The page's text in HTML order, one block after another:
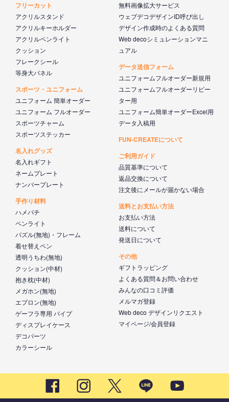
フリーカット
アクリルスタンド
アクリルキーホルダー
アクリルペンライト
クッション
フレークシール
等身大パネル
スポーツ・ユニフォーム
ユニフォーム 簡単オーダー
ユニフォーム フルオーダー
スポーツチャーム
スポーツステッカー
名入れグッズ
名入れギフト
ネームプレート
ナンバープレート
手作り材料
ハメパチ
ペンライト
パズル(無地)・フレーム
着せ替えペン
透明うちわ(無地)
クッション(中材)
抱き枕(中材)
メガホン(無地)
エプロン(無地)
ゲーフラ専用 パイプ
ディスプレイケース
デコパーツ
カラーシール
無料画像拡大サービス
ウェブデコデザインID呼び出し
デザイン作成時のよくある質問
Web decoシミュレーションマニ
ュアル
データ送信フォーム
ユニフォームフルオーダー新規用
ユニフォームフルオーダーリピー
ター用
ユニフォーム簡単オーダーExcel用
データ入稿用
FUN-CREATEについて
ご利用ガイド
品質基準について
返品交換について
注文後にメールが届かない場合
送料とお支払い方法
お支払い方法
送料について
発送日について
その他
ギフトラッピング
よくある質問＆お問い合わせ
みんなの口コミ評価
メルマガ登録
Web deco デザインリクエスト
マイページ/会員登録